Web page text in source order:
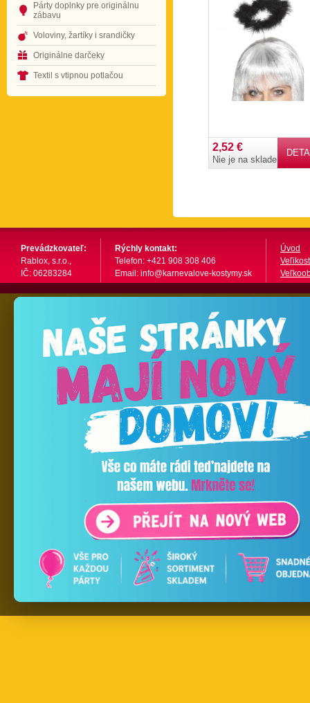
Párty doplnky pre originálnu
zábavu
Voloviny, žartíky i srandičky
Originálne darčeky
Textil s vtipnou potlačou
2,52 €
Nie je na sklade
Prevádzkovateľ:
Rablox, s.r.o.,
IČ: 06283284
Rýchly kontakt:
Telefon: +421 908 308 406
Email: info@karnevalove-kostymy.sk
Úvod